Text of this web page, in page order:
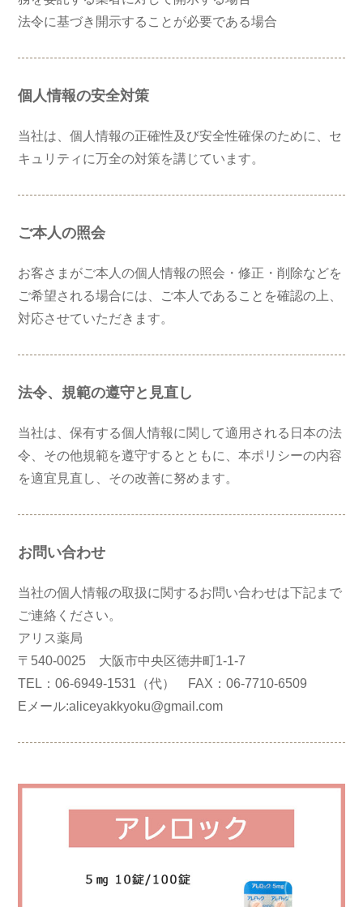
法令に基づき開示することが必要である場合
個人情報の安全対策
当社は、個人情報の正確性及び安全性確保のために、セ
キュリティに万全の対策を講じています。
ご本人の照会
お客さまがご本人の個人情報の照会・修正・削除などを
ご希望される場合には、ご本人であることを確認の上、
対応させていただきます。
法令、規範の遵守と見直し
当社は、保有する個人情報に関して適用される日本の法
令、その他規範を遵守するとともに、本ポリシーの内容
を適宜見直し、その改善に努めます。
お問い合わせ
当社の個人情報の取扱に関するお問い合わせは下記まで
ご連絡ください。
アリス薬局
〒540-0025 大阪市中央区徳井町1-1-7
TEL：06-6949-1531（代） FAX：06-7710-6509
Eメール:aliceyakkyoku@gmail.com